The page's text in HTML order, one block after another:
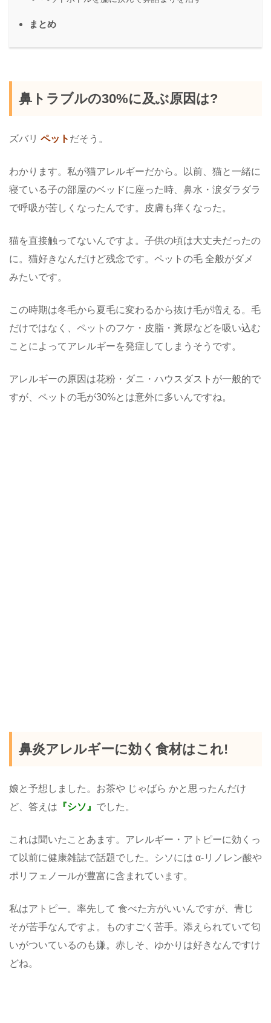
まとめ
鼻トラブルの30%に及ぶ原因は?
ズバリ ペット だそう。
わかります。私が猫アレルギーだから。以前、猫と一緒に
寝ている子の部屋のベッドに座った時、鼻水・涙ダラダラ
で呼吸が苦しくなったんです。皮膚も痒くなった。
猫を直接触ってないんですよ。子供の頃は大丈夫だったの
に。猫好きなんだけど残念です。ペットの毛 全般がダメ
みたいです。
この時期は冬毛から夏毛に変わるから抜け毛が増える。毛
だけではなく、ペットのフケ・皮脂・糞尿などを吸い込む
ことによってアレルギーを発症してしまうそうです。
アレルギーの原因は花粉・ダニ・ハウスダストが一般的で
すが、ペットの毛が30%とは意外に多いんですね。
鼻炎アレルギーに効く食材はこれ!
娘と予想しました。お茶や じゃばら かと思ったんだけ
ど、答えは 『シソ』 でした。
これは聞いたことあます。アレルギー・アトピーに効くっ
て以前に健康雑誌で話題でした。シソには α-リノレン酸や
ポリフェノールが豊富に含まれています。
私はアトピー。率先して 食べた方がいいんですが、青じ
そが苦手なんですよ。ものすごく苦手。添えられていて匂
いがついているのも嫌。赤しそ、ゆかりは好きなんですけ
どね。